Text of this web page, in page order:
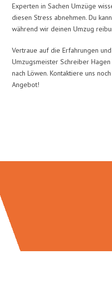
Experten in Sachen Umzüge
diesen Stress abnehmen. Du
während wir deinen Umzug
Vertraue auf die Erfahrungen
Umzugsmeister Schreiber
nach Löwen. Kontaktiere uns
Angebot!